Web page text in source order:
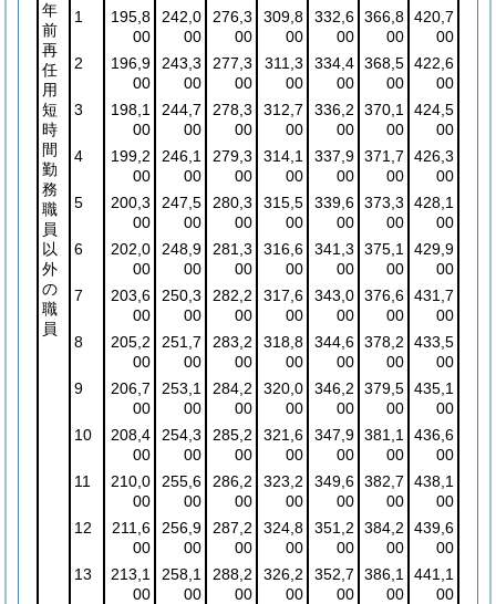
年
前
再
任
用
短
時
間
勤
務
職
員
以
外
の
職
員
1
195,8
00
242,0
00
276,3
00
309,8
00
332,6
00
366,8
00
420,7
00
2
196,9
00
243,3
00
277,3
00
311,3
00
334,4
00
368,5
00
422,6
00
3
198,1
00
244,7
00
278,3
00
312,7
00
336,2
00
370,1
00
424,5
00
4
199,2
00
246,1
00
279,3
00
314,1
00
337,9
00
371,7
00
426,3
00
5
200,3
00
247,5
00
280,3
00
315,5
00
339,6
00
373,3
00
428,1
00
6
202,0
00
248,9
00
281,3
00
316,6
00
341,3
00
375,1
00
429,9
00
7
203,6
00
250,3
00
282,2
00
317,6
00
343,0
00
376,6
00
431,7
00
8
205,2
00
251,7
00
283,2
00
318,8
00
344,6
00
378,2
00
433,5
00
9
206,7
00
253,1
00
284,2
00
320,0
00
346,2
00
379,5
00
435,1
00
10
208,4
00
254,3
00
285,2
00
321,6
00
347,9
00
381,1
00
436,6
00
11
210,0
00
255,6
00
286,2
00
323,2
00
349,6
00
382,7
00
438,1
00
12
211,6
00
256,9
00
287,2
00
324,8
00
351,2
00
384,2
00
439,6
00
13
213,1
00
258,1
00
288,2
00
326,2
00
352,7
00
386,1
00
441,1
00